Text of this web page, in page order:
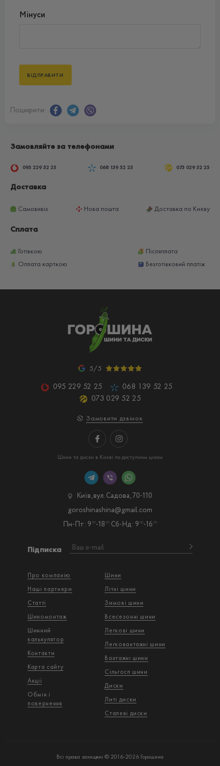
Мінуси
Поширити:
Замовляйте за телефонами
095 229 52 25 068 139 52 25 073 029 52 25
Доставка
Самовивіз Нова пошта Доставка по Києву
Сплата
Готівкою
Післяплата
Оплата карткою
Безготівковий платіж
5/5
095 229 52 25
068 139 52 25
073 029 52 25
Замовити дзвінок
Шини та диски в Києві по доступним цінам
Про компанію
Наші партнери
Статті
Шиномонтаж
Шинний
калькулятор
Контакти
Карта сайту
Акції
Обмін і
повернення
Шини
Літні шини
Зимові шини
Всесезонні шини
Легкові шини
Легковантажнi шини
Вантажнi шини
Сільгосп шини
Диски
Литі диски
Сталеві диски
Підписка
Київ, вул. Садова, 70-110
Пн-Пт: 9 00-18 00 Сб-Нд: 9 00-16 00
goroshinashina@gmail.com
Всі права захищені © 2016-2026 Горошина